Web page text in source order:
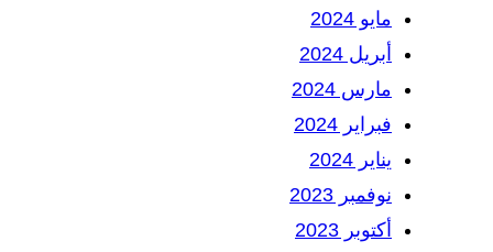
مايو 2024
أبريل 2024
مارس 2024
فبراير 2024
يناير 2024
نوفمبر 2023
أكتوبر 2023